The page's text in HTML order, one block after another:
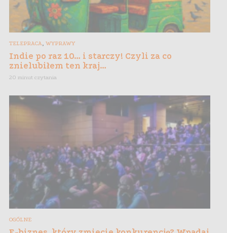
TELEPRACA, WYPRAWY
Indie po raz 10… i starczy! Czyli za co
znielubiłem ten kraj…
20 minut czytania
OGÓLNE